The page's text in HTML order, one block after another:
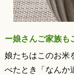
ー娘さんご家族も
娘たちはこのお米
べたとき「なんか